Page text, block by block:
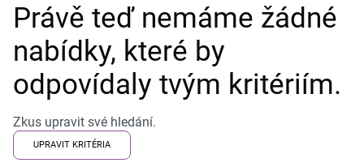
Právě teď nemáme žádné
nabídky, které by
odpovídaly tvým kritériím.
Zkus upravit své hledání.
UPRAVIT KRITÉRIA